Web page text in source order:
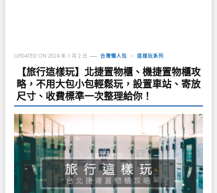
UPDATED ON 2024 年 1 月 2 日 台灣懶人包 這樣玩系列
【旅行這樣玩】北捷置物櫃、機捷置物櫃攻
略，不用大包小包輕鬆玩，設置車站、寄放
尺寸、收費標準一次整理給你！